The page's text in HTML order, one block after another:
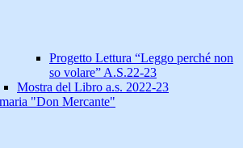
Progetto Lettura “Leggo perché non
so volare” A.S.22-23
Mostra del Libro a.s. 2022-23
"Don Mercante"